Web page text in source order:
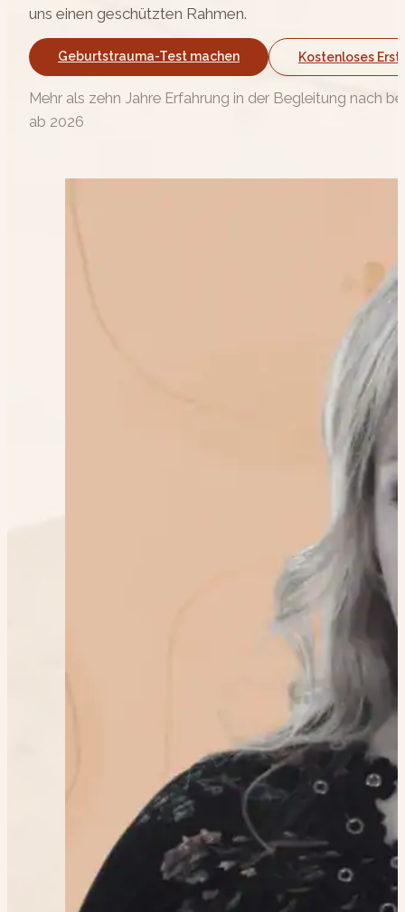
uns einen geschützten Rahmen.
Geburtstrauma-Test machen Kostenloses
Mehr als zehn Jahre Erfahrung in der Begleitung nach
ab 2026